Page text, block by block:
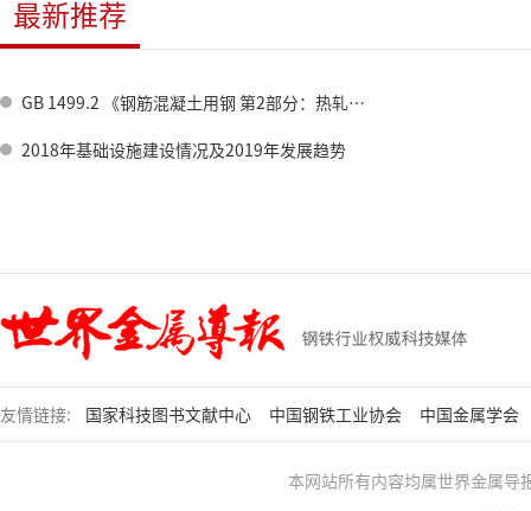
最新推荐
GB 1499.2 《钢筋混凝土用钢 第2部分：热轧带肋钢筋》标准修订情况
2018年基础设施建设情况及2019年发展趋势
友情链接: 国家科技图书文献中心 中国钢铁工业协会 中国金属学会
本网站所有内容均属世界金属导